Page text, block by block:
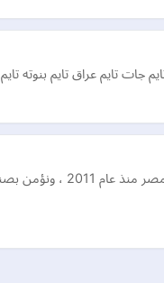
جات تايم عراق تايم
نقوم بتصميم